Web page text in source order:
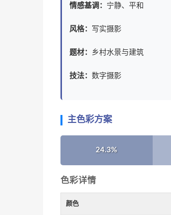
情感基调： 宁静、平和
风格： 写实摄影
题材： 乡村水景与建筑
技法： 数字摄影
主色彩方案
24.3%
色彩详情
颜色